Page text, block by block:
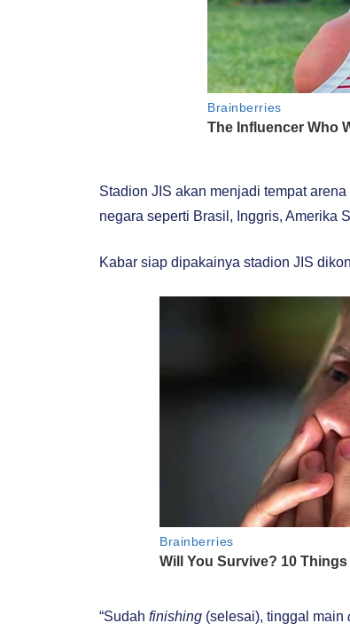
Stadion JIS akan menjadi tempat
negara seperti Brasil, Inggris, Amerika
Kabar siap dipakainya stadion JIS
“Sudah finishing (selesai), tinggal main